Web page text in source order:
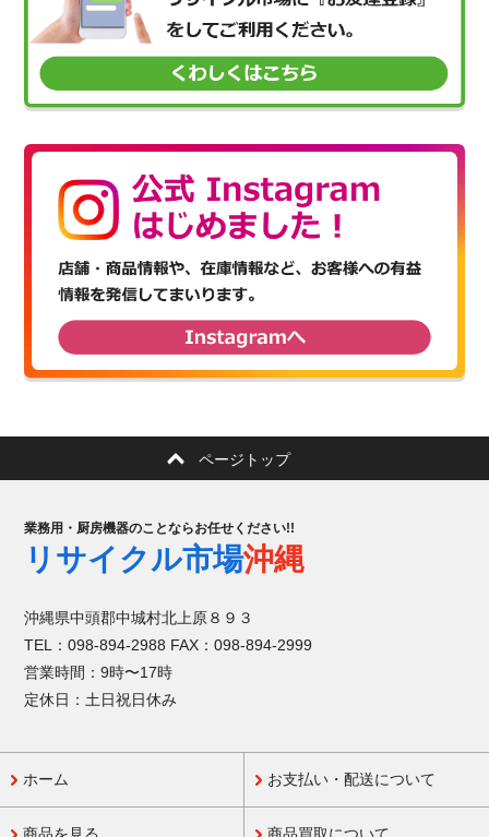
ページトップ
業務用・厨房機器のことならお任せください!!
リサイクル市場沖縄
沖縄県中頭郡中城村北上原８９３
TEL：098-894-2988 FAX：098-894-2999
営業時間：9時〜17時
定休日：土日祝日休み
ホーム お支払い・配送について